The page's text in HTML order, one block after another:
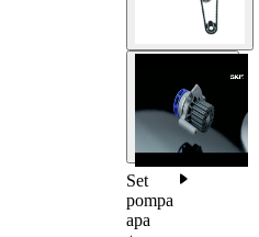
Set
pompa
apa